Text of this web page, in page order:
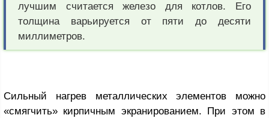
лучшим считается железо для котлов. Его
толщина варьируется от пяти до десяти
миллиметров.
Сильный нагрев металлических элементов можно
«смягчить» кирпичным экранированием. При этом в